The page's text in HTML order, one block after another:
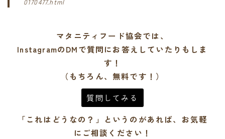
マタニティフード協会では、
InstagramのDMで質問にお答えしていたりもしま
す！
（もちろん、無料です！）
質問してみる
「これはどうなの？」というのがあれば、お気軽
にご相談ください！